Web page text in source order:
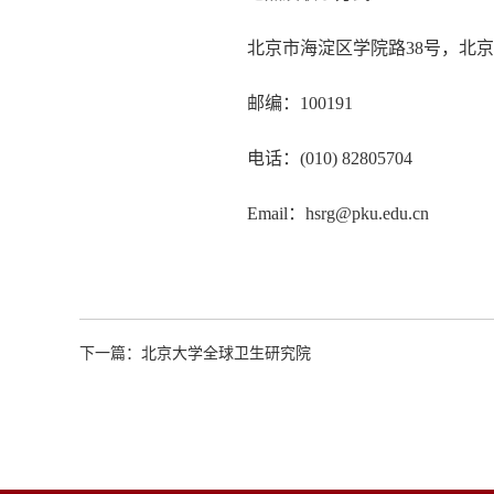
北京市海淀区学院路38号，北
邮编： 100191
电话： (010) 82805704
Email： hsrg@pku.edu.cn
下一篇： 北京大学全球卫生研究院